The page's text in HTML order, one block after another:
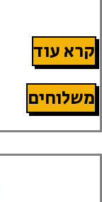
קרא עוד
משלוחים